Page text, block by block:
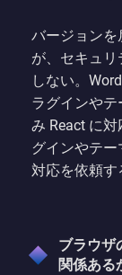
バージョンを
が、セキュ
しない。
ラグインやテ
み React に
グインやテ
対応を依頼す
ブラウザ
関係ある